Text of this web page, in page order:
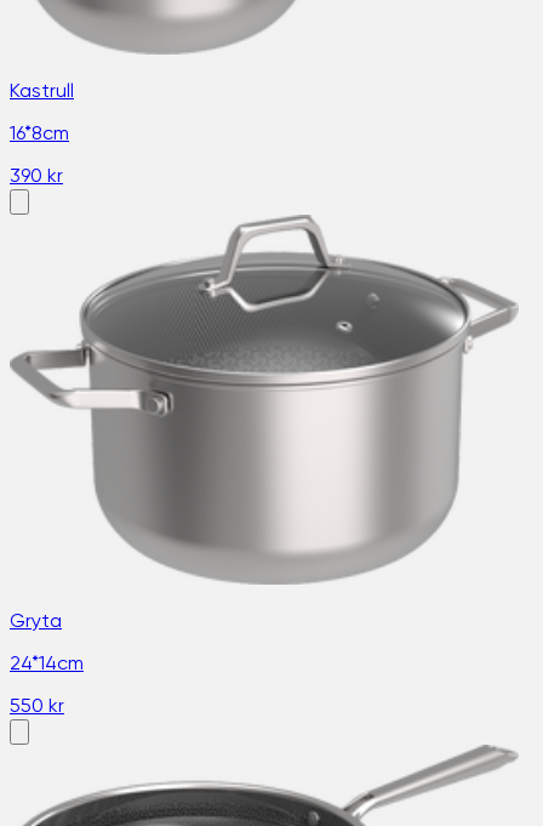
Kastrull
16*8cm
390 kr
Gryta
24*14cm
550 kr